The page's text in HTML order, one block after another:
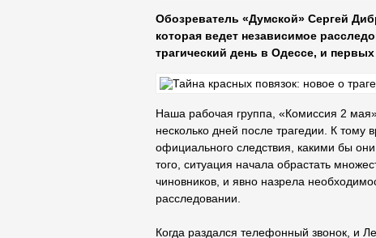
Обозреватель «Думской» Сергей
которая ведет независимое
трагический день в Одессе, и
Наша рабочая группа, «Комиссия 2
несколько дней после трагедии. К тому
официального следствия, какими бы
того, ситуация начала обрастать
чиновников, и явно назрела
расследовании.
Когда раздался телефонный звонок, и